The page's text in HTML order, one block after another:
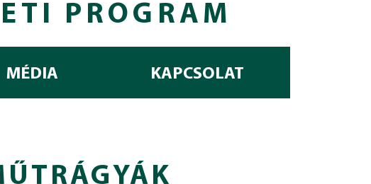
PROGRAM
MÉDIA KAPCSOLAT